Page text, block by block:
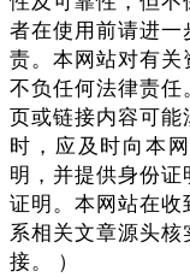
者在使用前请进
责。本网站对有
不负任何法律责
页或链接内容可
时，应及时向本
明，并提供身份
证明。本网站在
系相关文章源头
接。 ）